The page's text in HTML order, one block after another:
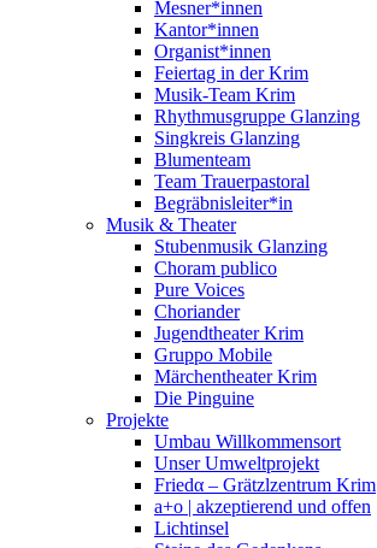
Mesner*innen
Kantor*innen
Organist*innen
Feiertag in der Krim
Musik-Team Krim
Rhythmusgruppe Glanzing
Singkreis Glanzing
Blumenteam
Team Trauerpastoral
Begräbnisleiter*in
Musik & Theater
Stubenmusik Glanzing
Choram publico
Pure Voices
Choriander
Jugendtheater Krim
Gruppo Mobile
Märchentheater Krim
Die Pinguine
Projekte
Umbau Willkommensort
Unser Umweltprojekt
Friedα – Grätzlzentrum Krim
a+o | akzeptierend und offen
Lichtinsel